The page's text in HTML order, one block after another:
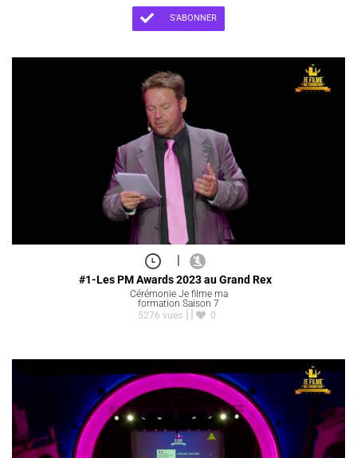
S'ABONNER
#1-Les PM Awards 2023 au Grand Rex
Cérémonie Je filme ma
formation Saison 7
5276 vues
0